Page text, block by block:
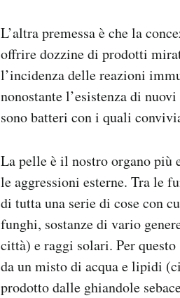
L’altra premessa è che la
offrire dozzine di prodotti
l’incidenza delle reazioni
nonostante l’esistenza di
sono batteri con i quali
La pelle è il nostro organo più
le aggressioni esterne. Tra le
di tutta una serie di cose con
funghi, sostanze di vario
città) e raggi solari. Per
da un misto di acqua e lipidi
prodotto dalle ghiandole